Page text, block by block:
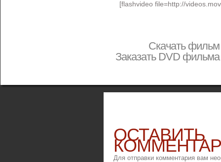
[flashvideo file=http://
Скачать
Заказать DVD
ОСТАВИТЬ
Для отправки комментария вам